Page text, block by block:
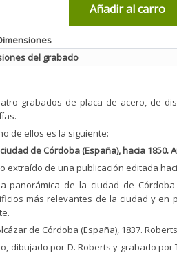
Añadir al carro
del grabado
grabados de placa de acero, de
de ellos es la siguiente:
de Córdoba (España), hacia 1850.
extraído de una publicación editada
panorámica de la ciudad de
más relevantes de la ciudad y en
de Córdoba (España), 1837.
dibujado por D. Roberts y grabado